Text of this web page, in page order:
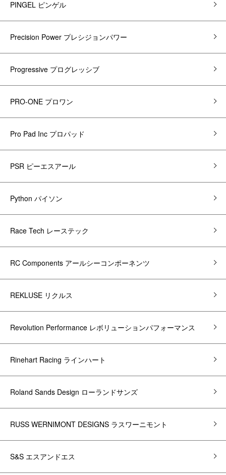
PINGEL ピンゲル
Precision Power プレシジョンパワー
Progressive プログレッシブ
PRO-ONE プロワン
Pro Pad Inc プロパッド
PSR ピーエスアール
Python パイソン
Race Tech レーステック
RC Components アールシーコンポーネンツ
REKLUSE リクルス
Revolution Performance レボリューションパフォーマンス
Rinehart Racing ラインハート
Roland Sands Design ローランドサンズ
RUSS WERNIMONT DESIGNS ラスワーニモント
S&S エスアンドエス